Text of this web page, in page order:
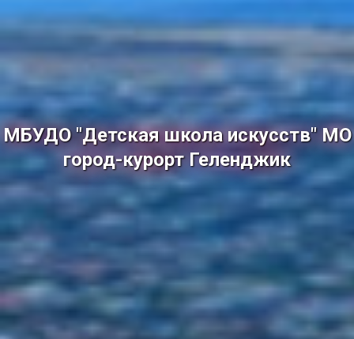
МБУДО "Детская школа искусств" МО
город-курорт Геленджик